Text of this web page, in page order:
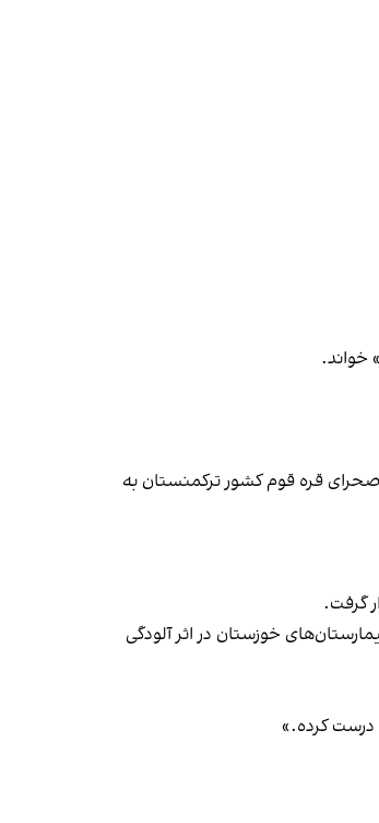
خواند.
صحرای قره قوم کشور ترکمنستان به
جندی شاپور اهواز شامگاه پنج‌شنبه ۲۵ آبان از مراجعه دست‌کم ۵۰۰ نفر طی ۲۴ ساعت به بیمارستان‌های خوزستان در اثر آلودگی